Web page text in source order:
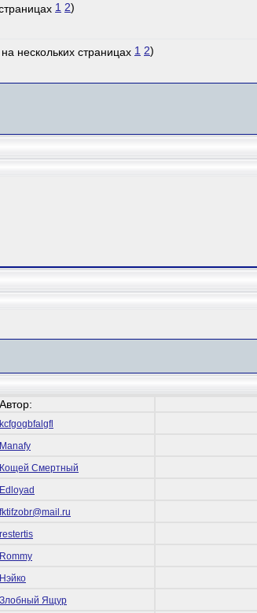
1 2)
1 2)
Автор:
kcfgogbfalgfl
Manafy
Кощей Смертный
Edloyad
fktifzobr@mail.ru
restertis
Rommy
Нэйко
Злобный Ящур